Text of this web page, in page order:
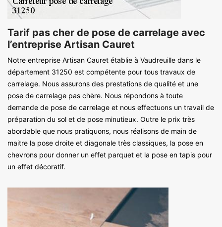
Tarif pas cher de pose de carrelage avec
l’entreprise Artisan Cauret
Notre entreprise Artisan Cauret établie à Vaudreuille dans le
département 31250 est compétente pour tous travaux de
carrelage. Nous assurons des prestations de qualité et une
pose de carrelage pas chère. Nous répondons à toute
demande de pose de carrelage et nous effectuons un travail de
préparation du sol et de pose minutieux. Outre le prix très
abordable que nous pratiquons, nous réalisons de main de
maitre la pose droite et diagonale très classiques, la pose en
chevrons pour donner un effet parquet et la pose en tapis pour
un effet décoratif.